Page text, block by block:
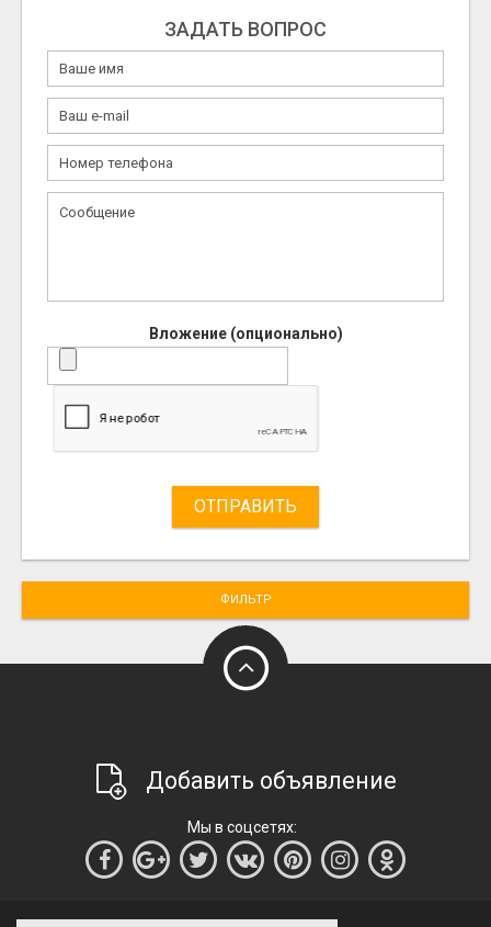
ЗАДАТЬ ВОПРОС
Вложение (опционально)
ОТПРАВИТЬ
ФИЛЬТР
Добавить объявление
Мы в соцсетях: